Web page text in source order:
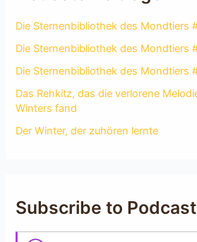
Die Sternenbibliothek des Mondtiers
Die Sternenbibliothek des Mondtiers
Die Sternenbibliothek des Mondtiers
Das Rehkitz, das die verlorene
Winters fand
Der Winter, der zuhören lernte
Subscribe to Podcast